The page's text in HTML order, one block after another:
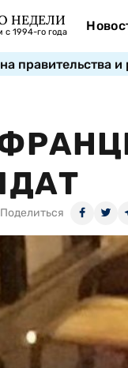
НЕДЕЛИ
с 1994-го года
правительства и
Поделиться